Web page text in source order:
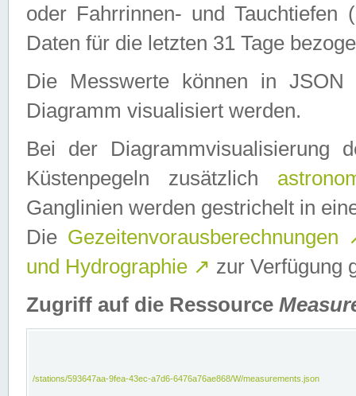
oder Fahrrinnen- und Tauchtiefen
Daten für die letzten 31 Tage
Die Messwerte können in
Diagramm visualisiert werden.
Bei der Diagrammvisualisierung
Küstenpegeln zusätzlich
Ganglinien werden gestrichelt in
Die Gezeitenvorausberechnungen
und Hydrographie ↗ zur Verfügung
Zugriff auf die Ressource
/stations/593647aa-9fea-43ec-a7d6-6476a76ae868/W/measurements.json